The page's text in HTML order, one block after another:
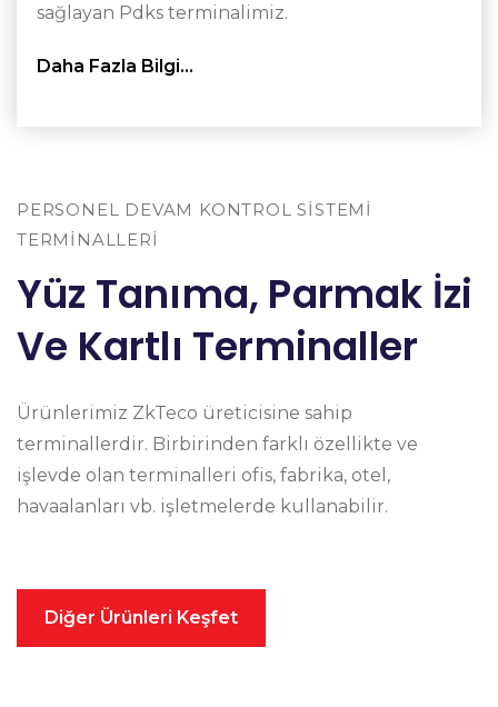
sağlayan Pdks terminalimiz.
Daha Fazla Bilgi…
PERSONEL DEVAM KONTROL SİSTEMİ
TERMİNALLERİ
Yüz Tanıma, Parmak İzi
Ve Kartlı Terminaller
Ürünlerimiz ZkTeco üreticisine sahip
terminallerdir. Birbirinden farklı özellikte ve
işlevde olan terminalleri ofis, fabrika, otel,
havaalanları vb. işletmelerde kullanabilir.
Diğer Ürünleri Keşfet